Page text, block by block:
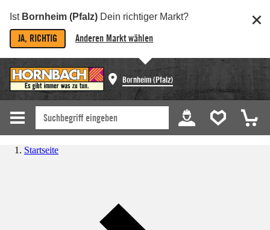
Ist Bornheim (Pfalz) Dein richtiger Markt?
JA, RICHTIG Anderen Markt wählen
Bornheim (Pfalz)
Startseite